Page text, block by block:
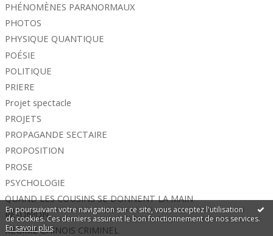
En poursuivant votre navigation sur ce site, vous acceptez l'utilisation
de cookies. Ces derniers assurent le bon fonctionnement de nos services.
En savoir plus.
PHÉNOMÈNES PARANORMAUX
PHOTOS
PHYSIQUE QUANTIQUE
POÉSIE
POLITIQUE
PRIERE
Projet spectacle
PROJETS
PROPAGANDE SECTAIRE
PROPOSITION
PROSE
PSYCHOLOGIE
QUAND LES COUSINS SE DONNENT LA MAIN
RÉ-UNION
REGIME CHINOIS CRIMINEL